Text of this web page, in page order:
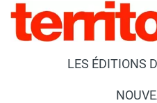
LES ÉDITIONS